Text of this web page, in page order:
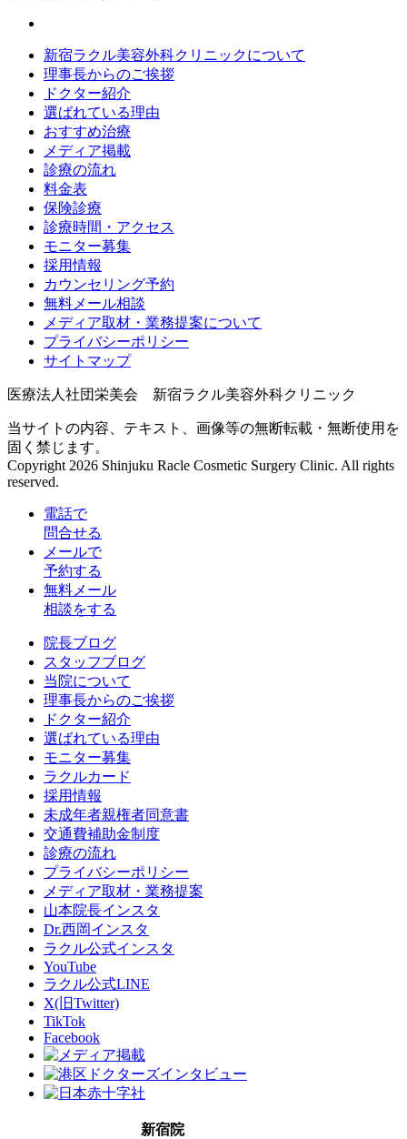
新宿ラクル美容外科クリニックについて
理事長からのご挨拶
ドクター紹介
選ばれている理由
おすすめ治療
メディア掲載
診療の流れ
料金表
保険診療
診療時間・アクセス
モニター募集
採用情報
カウンセリング予約
無料メール相談
メディア取材・業務提案について
プライバシーポリシー
サイトマップ
医療法人社団栄美会 新宿ラクル美容外科クリニック
当サイトの内容、テキスト、画像等の無断転載・無断使用を
固く禁じます。
Copyright 2026 Shinjuku Racle Cosmetic Surgery Clinic. All rights
reserved.
電話で
問合せる
メールで
予約する
無料メール
相談をする
院長ブログ
スタッフブログ
当院について
理事長からのご挨拶
ドクター紹介
選ばれている理由
モニター募集
ラクルカード
採用情報
未成年者親権者同意書
交通費補助金制度
診療の流れ
プライバシーポリシー
メディア取材・業務提案
山本院長インスタ
Dr.西岡インスタ
ラクル公式インスタ
YouTube
ラクル公式LINE
X(旧Twitter)
TikTok
Facebook
新宿院